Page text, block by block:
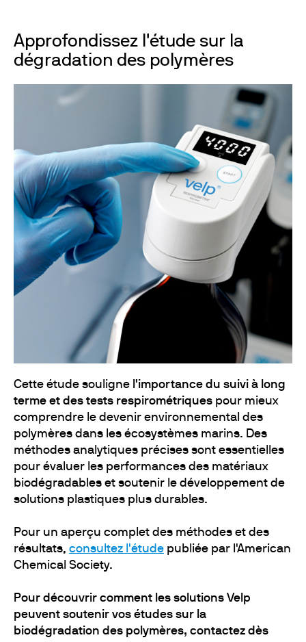
Approfondissez l'étude sur la
dégradation des polymères
Cette étude souligne l'importance du suivi à long
terme et des tests respirométriques pour mieux
comprendre le devenir environnemental des
polymères dans les écosystèmes marins. Des
méthodes analytiques précises sont essentielles
pour évaluer les performances des matériaux
biodégradables et soutenir le développement de
solutions plastiques plus durables.
Pour un aperçu complet des méthodes et des
résultats, consultez l'étude publiée par l'American
Chemical Society.
Pour découvrir comment les solutions Velp
peuvent soutenir vos études sur la
biodégradation des polymères, contactez dès